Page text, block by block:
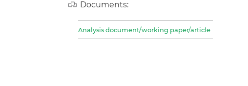
Documents:
Analysis document/working paper/article